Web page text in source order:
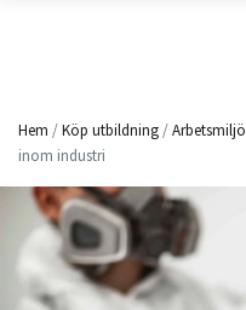
Hem /Köp utbildning /Arbetsmiljö
inom industri